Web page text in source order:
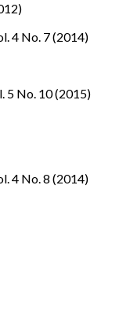
4 No. 7 (2014)
5 No. 10 (2015)
4 No. 8 (2014)